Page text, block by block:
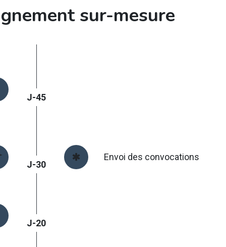
sur-mesure
J-45
J-30
Envoi des convocations
J-20